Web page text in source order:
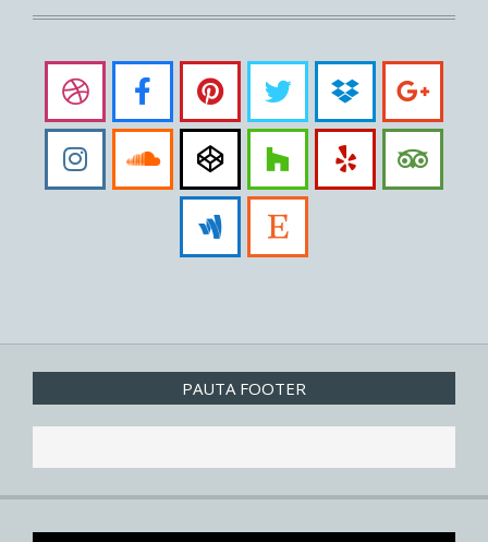
PAUTA FOOTER